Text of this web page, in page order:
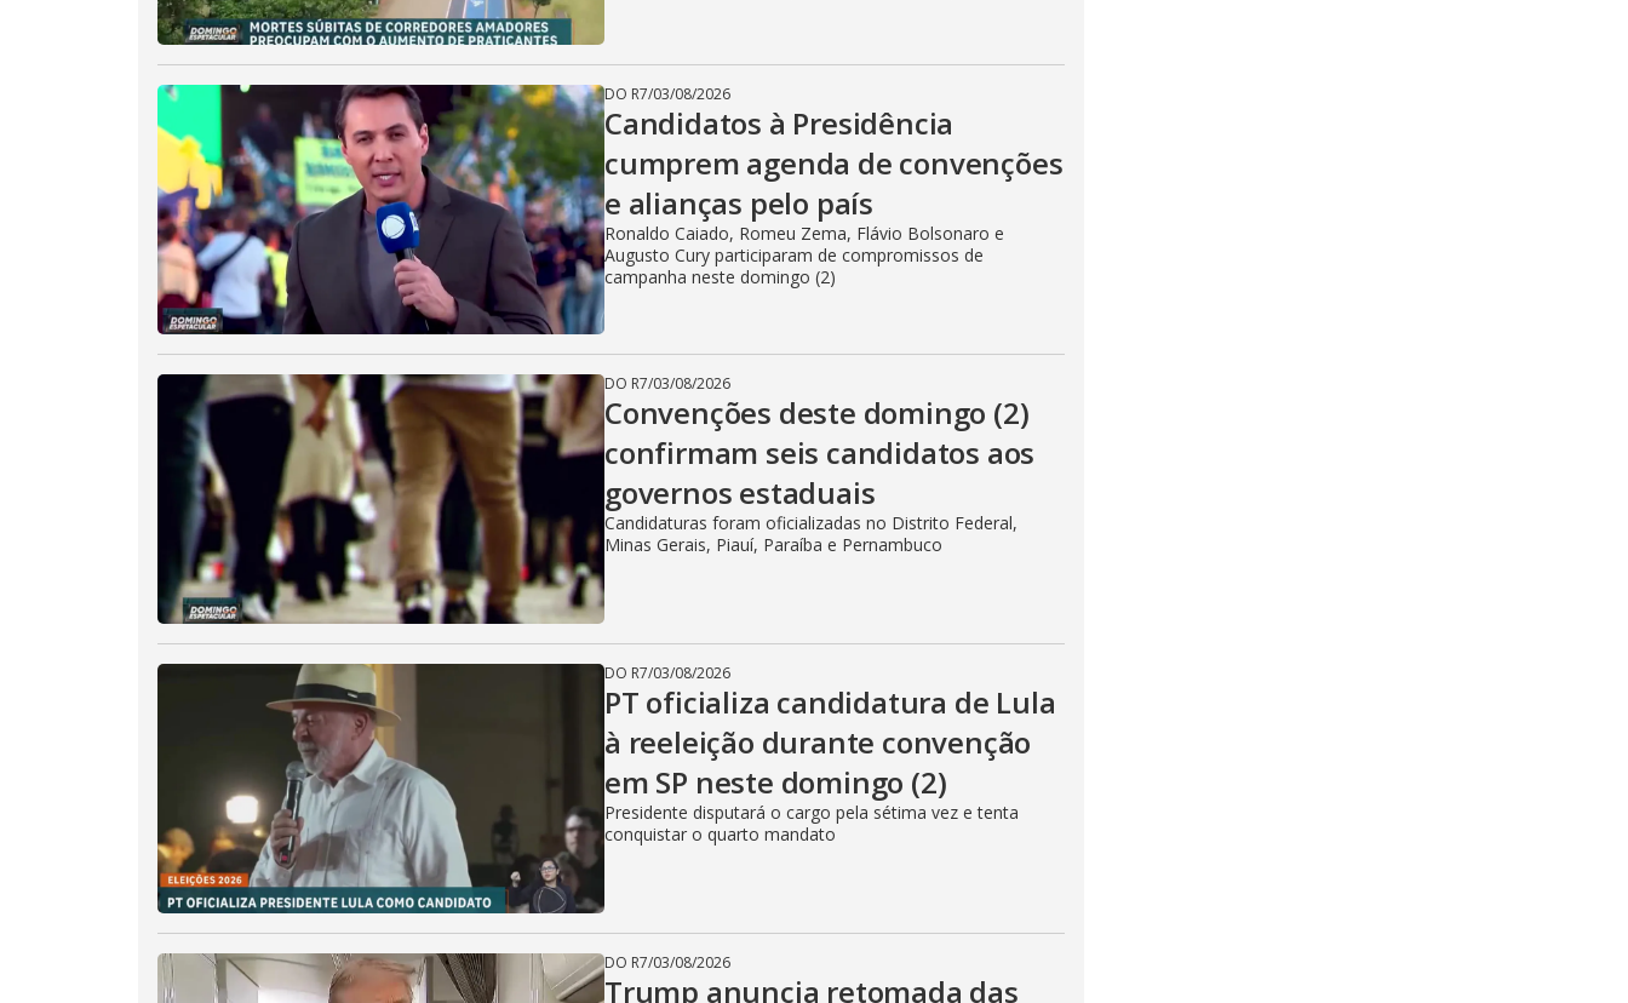
DO R7/03/08/2026
Candidatos à Presidência
cumprem agenda de convenções
e alianças pelo país
Ronaldo Caiado, Romeu Zema, Flávio Bolsonaro e
Augusto Cury participaram de compromissos de
campanha neste domingo (2)
DO R7/03/08/2026
Convenções deste domingo (2)
confirmam seis candidatos aos
governos estaduais
Candidaturas foram oficializadas no Distrito Federal,
Minas Gerais, Piauí, Paraíba e Pernambuco
DO R7/03/08/2026
PT oficializa candidatura de Lula
à reeleição durante convenção
em SP neste domingo (2)
Presidente disputará o cargo pela sétima vez e tenta
conquistar o quarto mandato
DO R7/03/08/2026
Trump anuncia retomada das